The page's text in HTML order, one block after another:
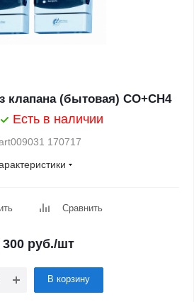
клапана (бытовая) СО+СН4
Есть в наличии
170717
Сравнить
300руб./шт
В корзину